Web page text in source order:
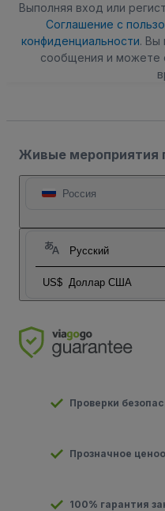
Выполняя вход или
Соглашение с
конфиденциальности. Вы
сообщения и можете
Живые мероприятия
Россия
Русский
US$ Доллар США
Проверки
Прозначное
100% гарантия